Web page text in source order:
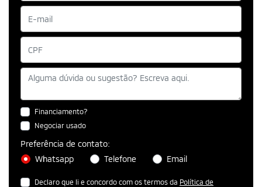
Financiamento?
Negociar usado
Preferência de contato:
Whatsapp
Telefone Email
Declaro que li e concordo com os termos da Política de